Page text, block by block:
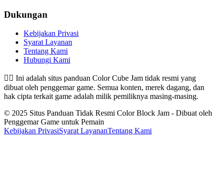
Dukungan
Kebijakan Privasi
Syarat Layanan
Tentang Kami
Hubungi Kami
👉🏻 Ini adalah situs panduan Color Cube Jam tidak resmi yang
dibuat oleh penggemar game. Semua konten, merek dagang, dan
hak cipta terkait game adalah milik pemiliknya masing-masing.
© 2025 Situs Panduan Tidak Resmi Color Block Jam - Dibuat oleh
Penggemar Game untuk Pemain
Kebijakan PrivasiSyarat LayananTentang Kami